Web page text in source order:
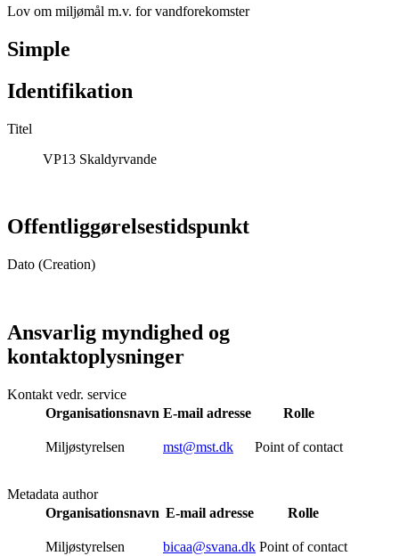
Lov om miljømål m.v. for vandforekomster
Simple
Identifikation
Titel
VP13 Skaldyrvande
Offentliggørelsestidspunkt
Dato (Creation)
Ansvarlig myndighed og
kontaktoplysninger
Kontakt vedr. service
Organisationsnavn E-mail adresse Rolle
Miljøstyrelsen mst@mst.dk Point of contact
Metadata author
Organisationsnavn E-mail adresse Rolle
Miljøstyrelsen bicaa@svana.dk Point of contact